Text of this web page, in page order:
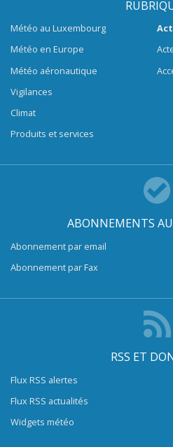
Météo au Luxembourg
Météo en Europe
Météo aéronautique
Vigilances
Climat
Produits et services
ABONNEMENTS
Abonnement par email
Abonnement par Fax
RSS ET
Flux RSS alertes
Flux RSS actualités
Widgets météo